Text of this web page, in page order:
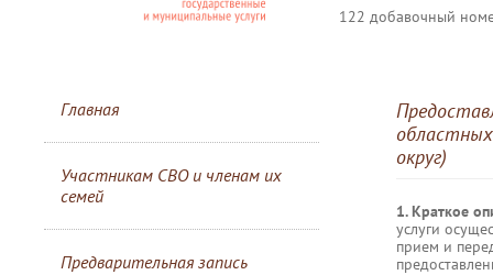
122 добавочный
Главная
Участникам СВО и членам их
семей
Предварительная запись
округ)
1. Краткое
услуги
прием и